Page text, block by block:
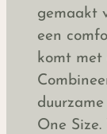
gemaakt
een
komt met
One